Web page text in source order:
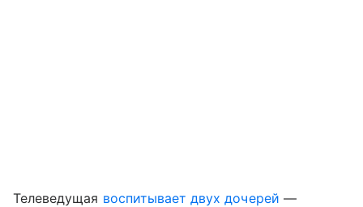
Телеведущая воспитывает двух дочерей —